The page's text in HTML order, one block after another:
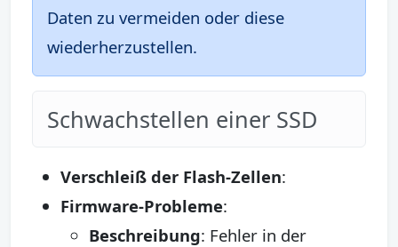
Daten zu vermeiden oder diese
wiederherzustellen.
Schwachstellen einer SSD
Verschleiß der Flash-Zellen:
Firmware-Probleme:
Beschreibung: Fehler in der